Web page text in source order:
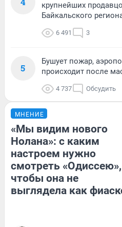
крупнейших
Байкальского
6 491 3
5
Бушует пожар,
происходит после
4 737 Обсудить
МНЕНИЕ
«Мы видим нового
Нолана»: с каким
настроем нужно
смотреть «Одиссею»,
чтобы она не
выглядела как